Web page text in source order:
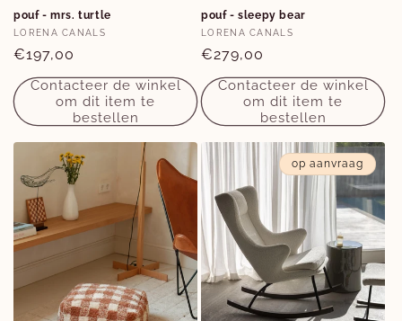
pouf - mrs. turtle
Verkoper:
LORENA CANALS
Normale
prijs
€197,00
Contacteer de winkel
om dit item te
bestellen
pouf - sleepy bear
Verkoper:
LORENA CANALS
Normale
prijs
€279,00
Contacteer de winkel
om dit item te
bestellen
op aanvraag